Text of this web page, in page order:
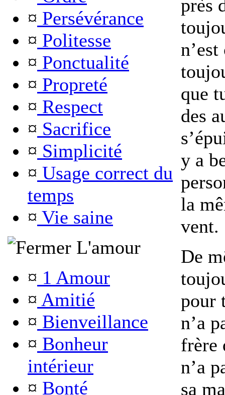
¤ Persévérance
¤ Politesse
¤ Ponctualité
¤ Propreté
¤ Respect
¤ Sacrifice
¤ Simplicité
¤ Usage correct du
temps
¤ Vie saine
L'amour
¤ 1 Amour
¤ Amitié
¤ Bienveillance
¤ Bonheur
intérieur
¤ Bonté
près
n’est
que
des
y a
la
vent.
De
pour
n’a
frère
n’a
sa